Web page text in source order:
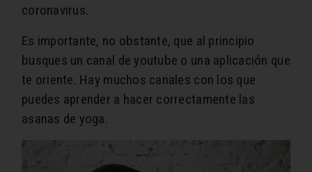
coronavirus.
Es importante, no obstante, que al principio
busques un canal de youtube o una aplicación que
te oriente. Hay muchos canales con los que
puedes aprender a hacer correctamente las
asanas de yoga.